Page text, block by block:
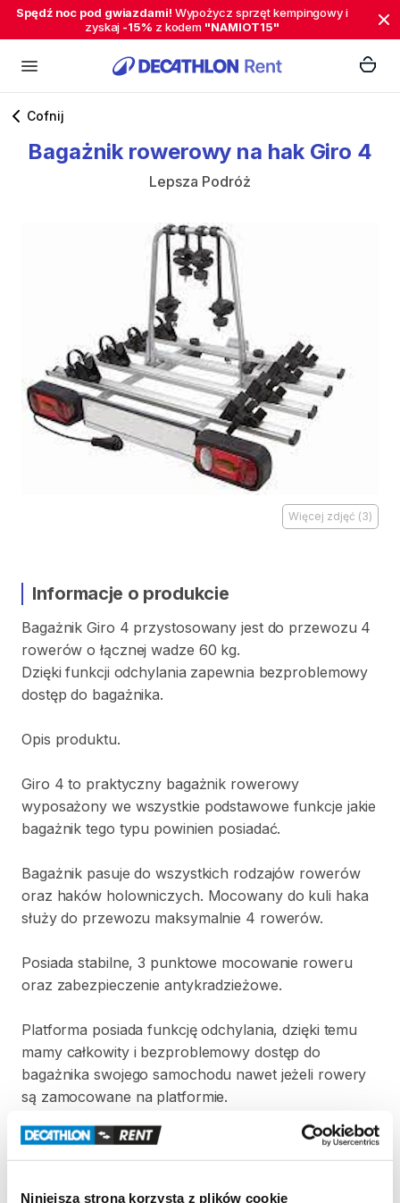
Niniejsza strona korzysta z plików cookie
Spędź noc pod gwiazdami! Wypożycz sprzęt kempingowy i
zyskaj -15% z kodem "NAMIOT15"
Cofnij
Bagażnik rowerowy na hak Giro 4
Lepsza Podróż
Więcej zdjęć (3)
Informacje o produkcie
Bagażnik Giro 4 przystosowany jest do przewozu 4
rowerów o łącznej wadze 60 kg.
Dzięki funkcji odchylania zapewnia bezproblemowy
dostęp do bagażnika.
Opis produktu.
Giro 4 to praktyczny bagażnik rowerowy
wyposażony we wszystkie podstawowe funkcje jakie
bagażnik tego typu powinien posiadać.
Bagażnik pasuje do wszystkich rodzajów rowerów
oraz haków holowniczych. Mocowany do kuli haka
służy do przewozu maksymalnie 4 rowerów.
Posiada stabilne​,​ 3 punktowe mocowanie roweru
oraz zabezpieczenie antykradzieżowe.
Platforma posiada funkcję odchylania​,​ dzięki temu
mamy całkowity i bezproblemowy dostęp do
bagażnika swojego samochodu nawet jeżeli rowery
są zamocowane na platformie.
Dane techniczne:
-Maksymalna ilość rowerów: 4